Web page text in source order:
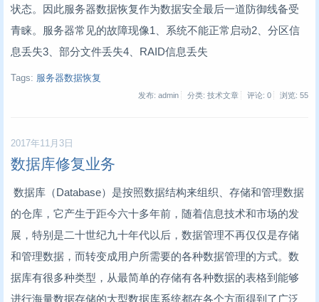
状态。因此服务器数据恢复作为数据安全最后一道防御线备受
青睐。服务器常见的故障现像1、系统不能正常启动2、分区信
息丢失3、部分文件丢失4、RAID信息丢失
Tags: 服务器数据恢复
发布: admin 分类: 技术文章 评论: 0 浏览: 55
2017年11月3日
数据库修复业务
数据库（Database）是按照数据结构来组织、存储和管理数据
的仓库，它产生于距今六十多年前，随着信息技术和市场的发
展，特别是二十世纪九十年代以后，数据管理不再仅仅是存储
和管理数据，而转变成用户所需要的各种数据管理的方式。数
据库有很多种类型，从最简单的存储有各种数据的表格到能够
进行海量数据存储的大型数据库系统都在各个方面得到了广泛